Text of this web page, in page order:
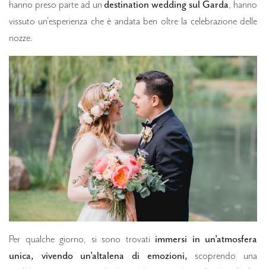
hanno preso parte ad undestination wedding sul Garda, hanno
vissuto un'esperienza che è andata ben oltre la celebrazione delle
nozze.
Per qualche giorno, si sono trovati immersi in un'atmosfera
unica, vivendo un'altalena di emozioni, scoprendo una